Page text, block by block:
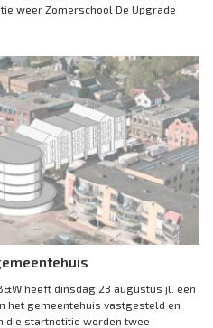
weer Zomerschool De Upgrade
heeft dinsdag 23 augustus jl. een
het gemeentehuis vastgesteld en
die startnotitie worden twee